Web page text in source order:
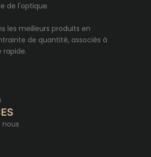
de l'optique.
les meilleurs produits en
de quantité, associés à
rapide.
nous